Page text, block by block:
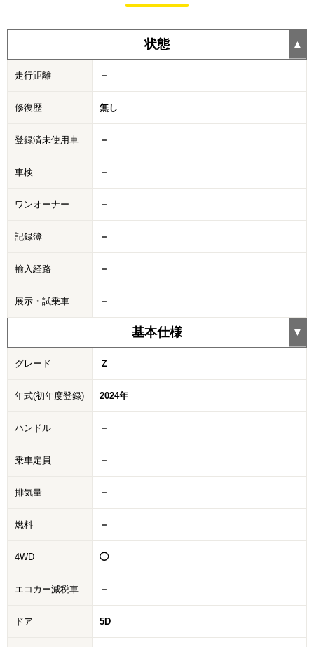
状態
走行距離 －
修復歴 無し
登録済未使用車 －
車検 －
ワンオーナー －
記録簿 －
輸入経路 －
展示・試乗車 －
基本仕様
グレード Ｚ
年式(初年度登録) 2024年
ハンドル －
乗車定員 －
排気量 －
燃料 －
4WD ◯
エコカー減税車 －
ドア 5D